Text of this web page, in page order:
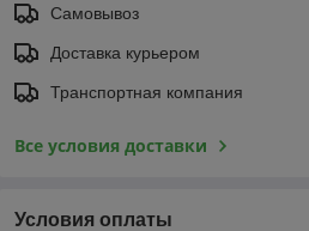
Самовывоз
Доставка курьером
Транспортная компания
Все условия доставки
Условия оплаты